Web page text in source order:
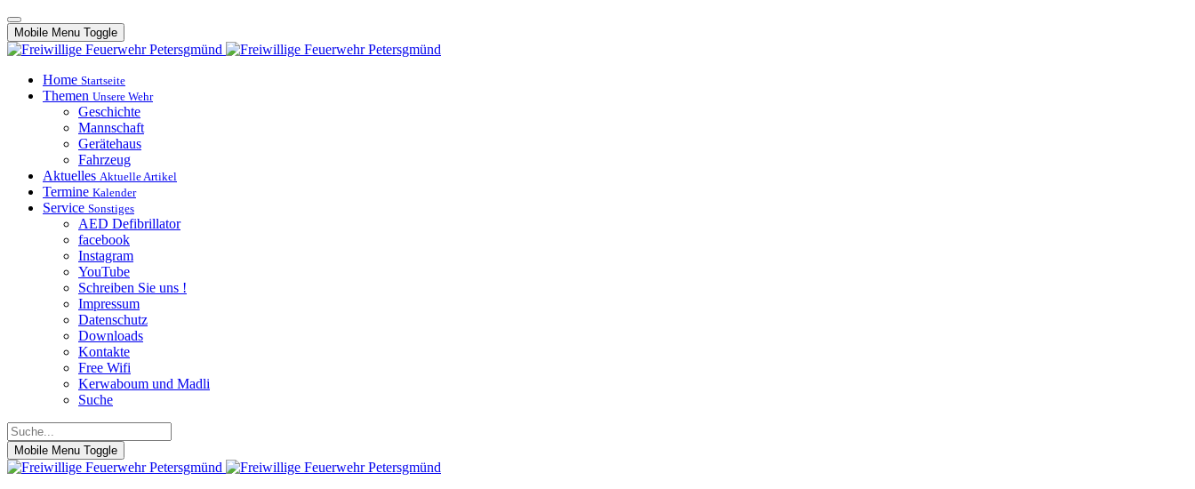
Mobile Menu Toggle
Home Startseite
Themen Unsere Wehr
Geschichte
Mannschaft
Gerätehaus
Fahrzeug
Aktuelles Aktuelle Artikel
Termine Kalender
Service Sonstiges
AED Defibrillator
facebook
Instagram
YouTube
Schreiben Sie uns !
Impressum
Datenschutz
Downloads
Kontakte
Free Wifi
Kerwaboum und Madli
Suche
Mobile Menu Toggle